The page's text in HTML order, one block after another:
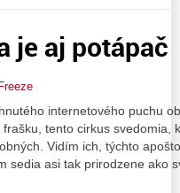
je aj potápač
internetového puchu
tento cirkus svedomia,
Vidím ich, týchto
sedia asi tak prirodzene ako